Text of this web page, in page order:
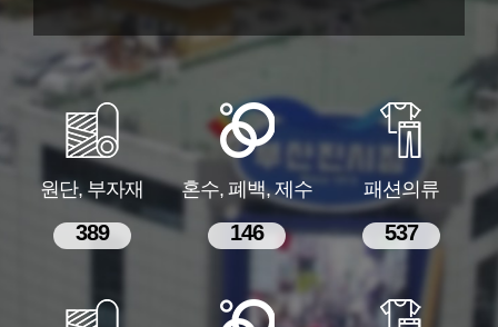
원단, 부자재
389
혼수, 폐백, 제수
146
패션의류
537